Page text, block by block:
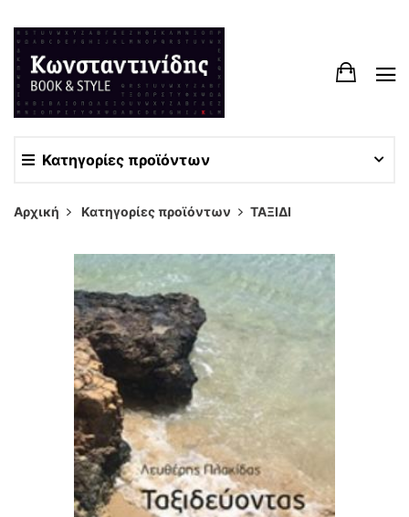
Κατηγορίες προϊόντων
Αρχική Κατηγορίες προϊόντων ΤΑΞΙΔΙ